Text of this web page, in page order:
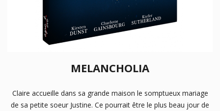
MELANCHOLIA
Claire accueille dans sa grande maison le somptueux mariage
de sa petite soeur Justine. Ce pourrait être le plus beau jour de